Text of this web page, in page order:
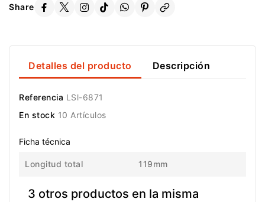
Share
Detalles del producto Descripción
Referencia LSl-6871
En stock 10 Artículos
Ficha técnica
Longitud total 119mm
3 otros productos en la misma